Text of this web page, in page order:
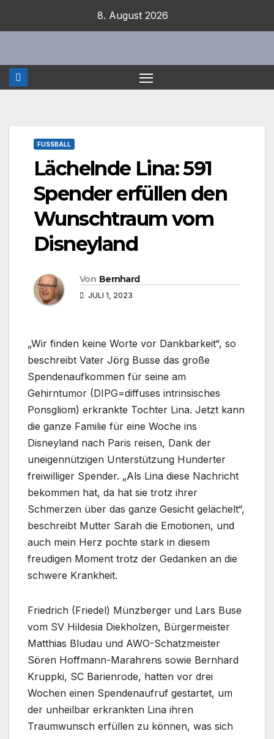
8. August 2026
FUSSBALL
Lächelnde Lina: 591
Spender erfüllen den
Wunschtraum vom
Disneyland
Von Bernhard
JULI 1, 2023
„Wir finden keine Worte vor Dankbarkeit“, so
beschreibt Vater Jörg Busse das große
Spendenaufkommen für seine am
Gehirntumor (DIPG=diffuses intrinsisches
Ponsgliom) erkrankte Tochter Lina. Jetzt kann
die ganze Familie für eine Woche ins
Disneyland nach Paris reisen, Dank der
uneigennützigen Unterstützung Hunderter
freiwilliger Spender. „Als Lina diese Nachricht
bekommen hat, da hat sie trotz ihrer
Schmerzen über das ganze Gesicht gelächelt“,
beschreibt Mutter Sarah die Emotionen, und
auch mein Herz pochte stark in diesem
freudigen Moment trotz der Gedanken an die
schwere Krankheit.
Friedrich (Friedel) Münzberger und Lars Buse
vom SV Hildesia Diekholzen, Bürgermeister
Matthias Bludau und AWO-Schatzmeister
Sören Hoffmann-Marahrens sowie Bernhard
Kruppki, SC Barienrode, hatten vor drei
Wochen einen Spendenaufruf gestartet, um
der unheilbar erkrankten Lina ihren
Traumwunsch erfüllen zu können, was sich